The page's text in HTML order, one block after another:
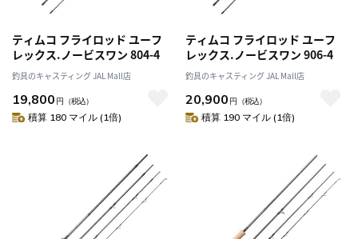
ティムコ フライロッド ユーフ
レックス.ノービスワン 804-4
釣具のキャスティング JAL Mall店
19,800 円 （税込）
積算 180 マイル (1倍)
ティムコ フライロッド ユーフ
レックス.ノービスワン 906-4
釣具のキャスティング JAL Mall店
20,900 円 （税込）
積算 190 マイル (1倍)